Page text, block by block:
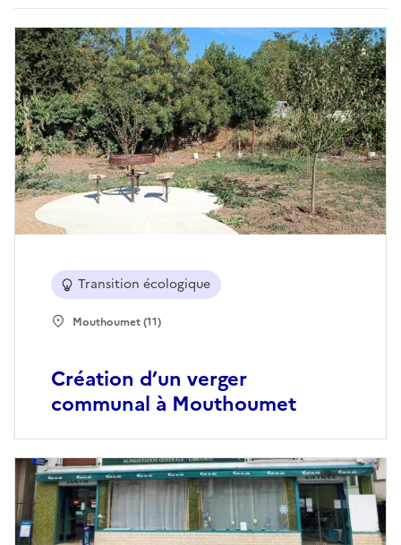
Création d’un verger
communal à Mouthoumet
Transition écologique
Mouthoumet (11)